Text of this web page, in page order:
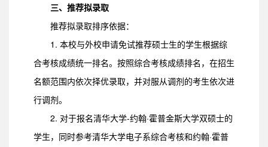
三、推荐拟录取
推荐拟录取排序依据：
1. 本校与外校申请免试推荐硕士生的学生根据综
合考核成绩统一排名。按照综合考核成绩排名，在招生
名额范围内依次择优录取，并对服从调剂的考生依次进
行调剂。
2. 对于报名清华大学-约翰·霍普金斯大学双硕士的
学生，同时参考清华大学电子系综合考核和约翰·霍普